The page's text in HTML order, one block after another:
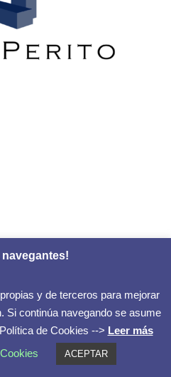
navegantes!
y de terceros para mejorar
Si continúa navegando se asume
de Cookies --> Leer más
ACEPTAR